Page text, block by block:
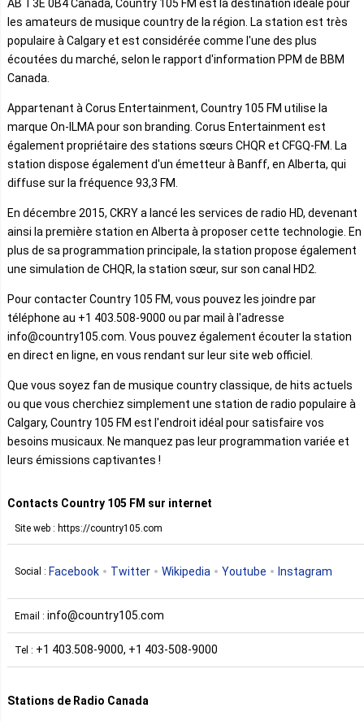
AB T3E 0B4 Canada, Country 105 FM est la destination idéale pour
les amateurs de musique country de la région. La station est très
populaire à Calgary et est considérée comme l'une des plus
écoutées du marché, selon le rapport d'information PPM de BBM
Canada.
Appartenant à Corus Entertainment, Country 105 FM utilise la
marque On-ILMA pour son branding. Corus Entertainment est
également propriétaire des stations sœurs CHQR et CFGQ-FM. La
station dispose également d'un émetteur à Banff, en Alberta, qui
diffuse sur la fréquence 93,3 FM.
En décembre 2015, CKRY a lancé les services de radio HD, devenant
ainsi la première station en Alberta à proposer cette technologie. En
plus de sa programmation principale, la station propose également
une simulation de CHQR, la station sœur, sur son canal HD2.
Pour contacter Country 105 FM, vous pouvez les joindre par
téléphone au +1 403.508-9000 ou par mail à l'adresse
info@country105.com. Vous pouvez également écouter la station
en direct en ligne, en vous rendant sur leur site web officiel.
Que vous soyez fan de musique country classique, de hits actuels
ou que vous cherchiez simplement une station de radio populaire à
Calgary, Country 105 FM est l'endroit idéal pour satisfaire vos
besoins musicaux. Ne manquez pas leur programmation variée et
leurs émissions captivantes !
Contacts Country 105 FM sur internet
Site web : https://country105.com
Social : Facebook Twitter Wikipedia Youtube Instagram
Email : info@country105.com
Tel : +1 403.508-9000, +1 403-508-9000
Stations de Radio Canada